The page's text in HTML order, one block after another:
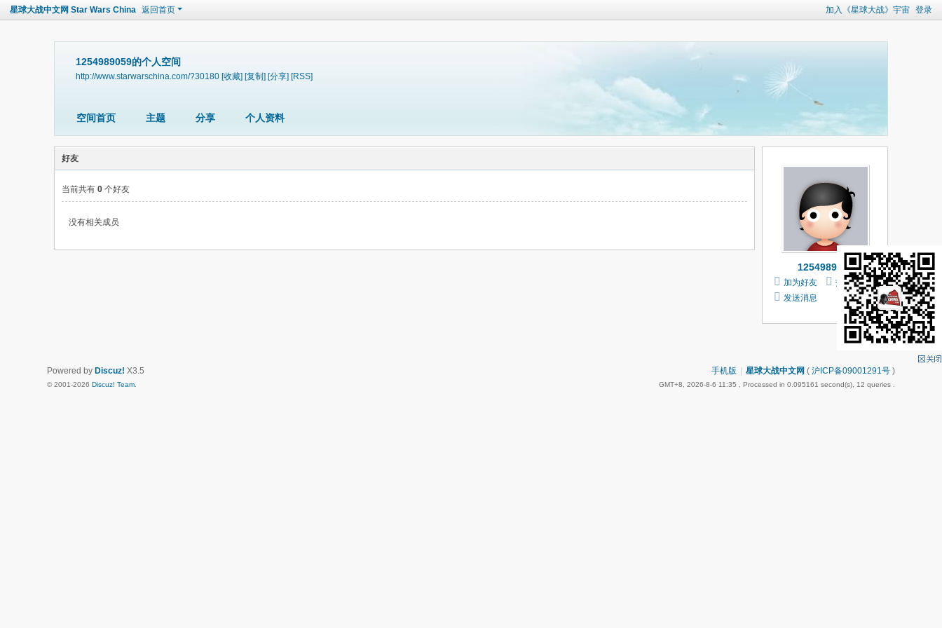
加入《星球大战》宇宙 登录
星球大战中文网 Star Wars China 返回首页
1254989059的个人空间
http://www.starwarschina.com/?30180 [收藏] [复制] [分享] [RSS]
空间首页 主题 分享 个人资料
好友
当前共有 0 个好友
没有相关成员
1254989059
加为好友
打个招呼
发送消息
手机版 星球大战中文网 ( 沪ICP备09001291号 )
GMT+8, 2026-8-6 11:35 , Processed in 0.095161 second(s), 12 queries .
Powered by Discuz! X3.5
© 2001-2026 Discuz! Team